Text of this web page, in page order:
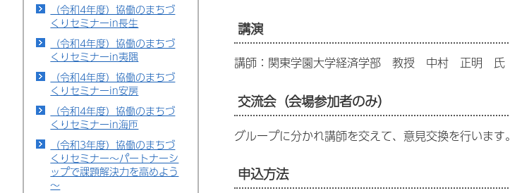
（令和4年度）協働のまちづ
くりセミナーin長生
（令和4年度）協働のまちづ
くりセミナーin夷隅
（令和4年度）協働のまちづ
くりセミナーin安房
（令和4年度）協働のまちづ
くりセミナーin海匝
（令和3年度）協働のまちづ
くりセミナー～パートナーシ
ップで課題解決力を高めよう
～
講演
講師：関東学園大学経済学部 教授 中村 正明 氏
交流会（会場参加者のみ）
グループに分かれ講師を交えて、意見交換を行います。
申込方法